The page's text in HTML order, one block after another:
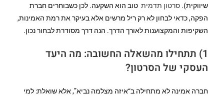
שיווקית).סרטון תדמית טוב הוא השקעה. לכן כשבוחרים חברת
הפקה, כדאי לבחון לא רק ריל מרשים אלא בעיקר את רמת האמינות,
השקיפות והמקצוענות לאורך הדרך. הנה דרך מסודרת לבחור נכון.
1) תתחילו מהשאלה החשובה: מה היעד
העסקי של הסרטון?
חברה אמינה לא מתחילה ב“איזה מצלמה נביא”, אלא שואלת: למי